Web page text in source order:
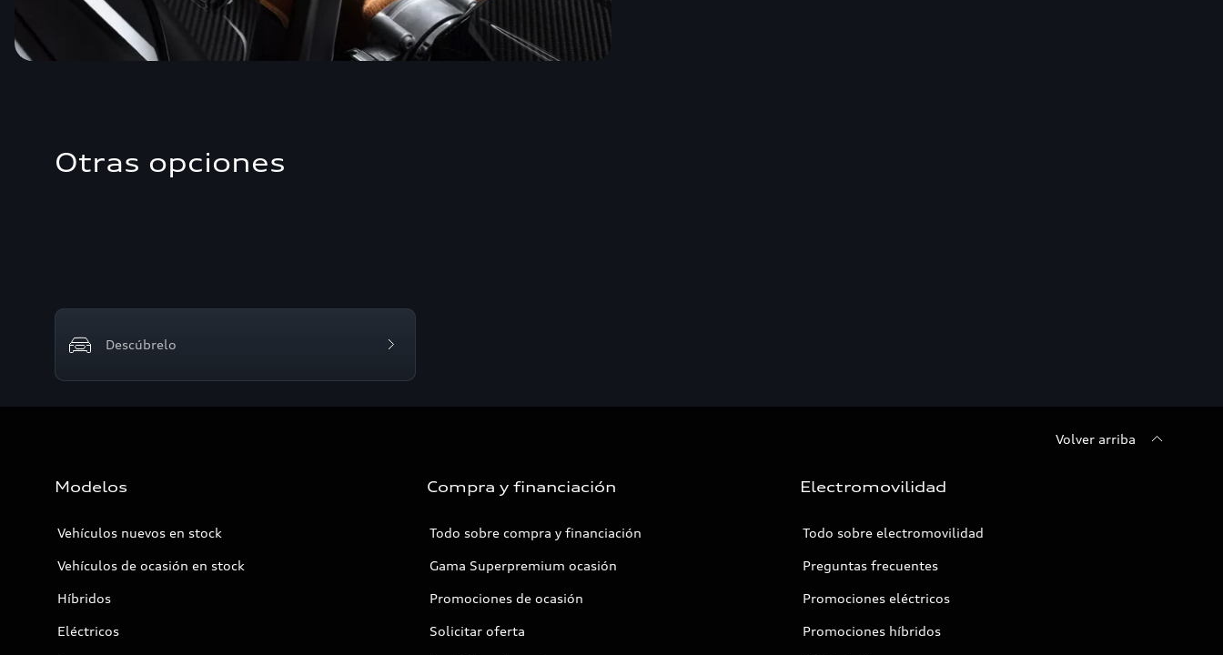
Otras opciones
Descúbrelo
Volver arriba
Modelos
Vehículos nuevos en stock
Vehículos de ocasión en stock
Híbridos
Eléctricos
Compra y financiación
Todo sobre compra y financiación
Gama Superpremium ocasión
Promociones de ocasión
Solicitar oferta
Electromovilidad
Todo sobre electromovilidad
Preguntas frecuentes
Promociones eléctricos
Promociones híbridos